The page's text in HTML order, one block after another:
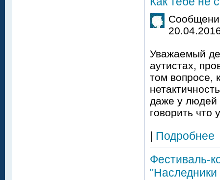
Уважаемый
аутистах,
том вопросе,
даже у людей
говорить что
Подробнее
Фестиваль-